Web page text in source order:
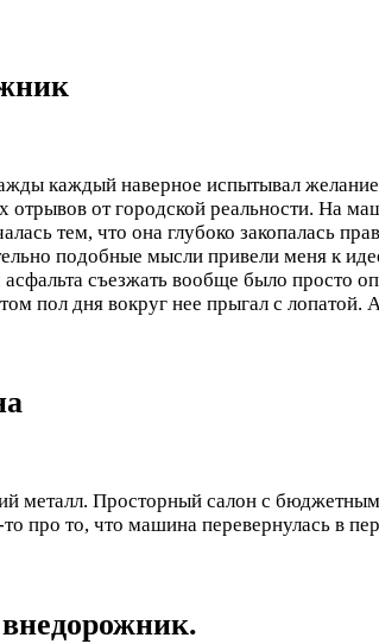
каждый наверное испытывал
отрывов от городской реальности. На
тем, что она глубоко закопалась
подобные мысли привели меня к
съезжать вообще было просто
пол дня вокруг нее прыгал с
металл. Просторный салон с
про то, что машина перевернулась в